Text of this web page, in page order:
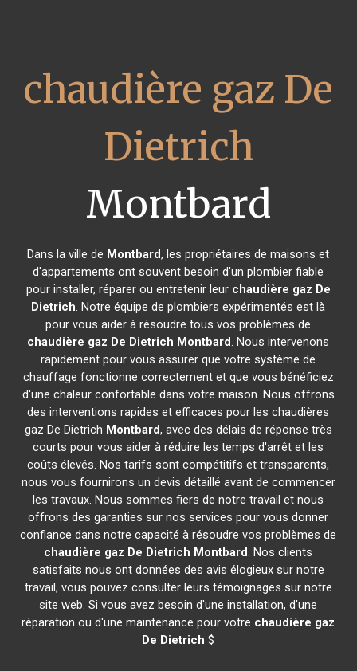
chaudière gaz De
Dietrich
Montbard
Dans la ville de Montbard, les propriétaires de maisons et
d'appartements ont souvent besoin d'un plombier fiable
pour installer, réparer ou entretenir leur chaudière gaz De
Dietrich. Notre équipe de plombiers expérimentés est là
pour vous aider à résoudre tous vos problèmes de
chaudière gaz De Dietrich Montbard. Nous intervenons
rapidement pour vous assurer que votre système de
chauffage fonctionne correctement et que vous bénéficiez
d'une chaleur confortable dans votre maison. Nous offrons
des interventions rapides et efficaces pour les chaudières
gaz De Dietrich Montbard, avec des délais de réponse très
courts pour vous aider à réduire les temps d'arrêt et les
coûts élevés. Nos tarifs sont compétitifs et transparents,
nous vous fournirons un devis détaillé avant de commencer
les travaux. Nous sommes fiers de notre travail et nous
offrons des garanties sur nos services pour vous donner
confiance dans notre capacité à résoudre vos problèmes de
chaudière gaz De Dietrich Montbard. Nos clients
satisfaits nous ont données des avis élogieux sur notre
travail, vous pouvez consulter leurs témoignages sur notre
site web. Si vous avez besoin d'une installation, d'une
réparation ou d'une maintenance pour votre chaudière gaz
De Dietrich $